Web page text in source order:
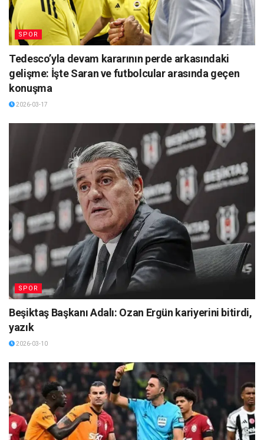
SPOR
Tedesco’yla devam kararının perde arkasındaki
gelişme: İşte Saran ve futbolcular arasında geçen
konuşma
2026-03-17
SPOR
Beşiktaş Başkanı Adalı: Ozan Ergün kariyerini bitirdi,
yazık
2026-03-10